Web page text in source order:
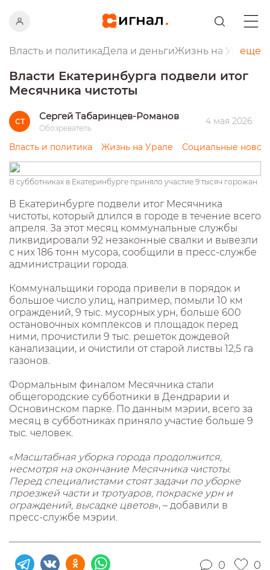
Власть и политикаДела и деньгиЖизнь на Урале
еще
Власти Екатеринбурга подвели итог
Месячника чистоты
СТ Сергей Табаринцев-Романов
Обозреватель
4 мая 2026
Власть и политика Жизнь на Урале Социальные
В субботниках в Екатеринбурге приняло участие 9 тысяч горожан
В Екатеринбурге подвели итог Месячника
чистоты, который длился в городе в течение всего
апреля. За этот месяц коммунальные службы
ликвидировали 92 незаконные свалки и вывезли
с них 186 тонн мусора, сообщили в пресс-службе
администрации города.
Коммунальщики города привели в порядок и
большое число улиц, например, помыли 10 км
ограждений, 9 тыс. мусорных урн, больше 600
остановочных комплексов и площадок перед
ними, прочистили 9 тыс. решеток дождевой
канализации, и очистили от старой листвы 12,5 га
газонов.
Формальным финалом Месячника стали
общегородские субботники в Дендрарии и
Основинском парке. По данным мэрии, всего за
месяц в субботниках приняло участие больше 9
тыс. человек.
«Масштабная уборка города продолжится,
несмотря на окончание Месячника чистоты.
Перед специалистами стоят задачи по уборке
проезжей части и тротуаров, покраске урн и
ограждений, высадке цветов», – добавили в
пресс-службе мэрии.
0 0